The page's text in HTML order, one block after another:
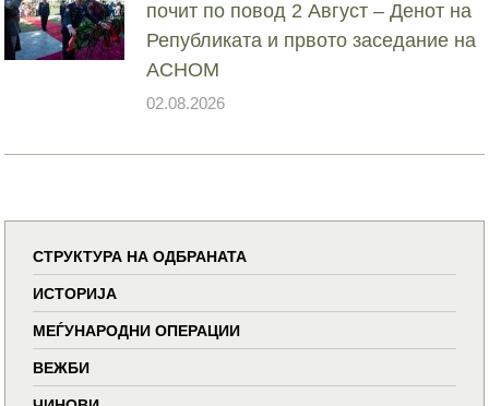
почит по повод 2 Август – Денот на
Републиката и првото заседание на
АСНОМ
02.08.2026
СТРУКТУРА НА ОДБРАНАТА
ИСТОРИЈА
МЕЃУНАРОДНИ ОПЕРАЦИИ
ВЕЖБИ